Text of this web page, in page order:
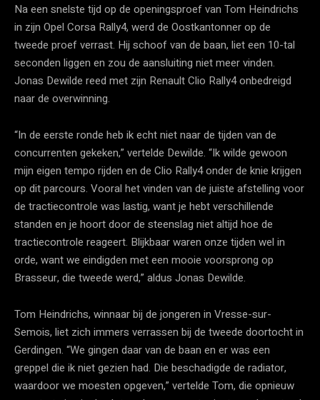
Na een snelste tijd op de openingsproef van Tom Heindrichs
in zijn Opel Corsa Rally4, werd de Oostkantonner op de
tweede proef verrast. Hij schoof van de baan, liet een 10-tal
seconden liggen en zou de aansluiting niet meer vinden.
Jonas Dewilde reed met zijn Renault Clio Rally4 onbedreigd
naar de overwinning.
“In de eerste ronde heb ik echt niet naar de tijden van de
concurrenten gekeken,” vertelde Dewilde. “Ik wilde gewoon
mijn eigen tempo rijden en de Clio Rally4 onder de knie krijgen
op dit parcours. Vooral het vinden van de juiste afstelling voor
de tractiecontrole was lastig, want je hebt verschillende
standen en je hoort door de steenslag niet altijd hoe de
tractiecontrole reageert. Blijkbaar waren onze tijden wel in
orde, want we eindigden met een mooie voorsprong op
Brasseur, die tweede werd,” aldus Jonas Dewilde.
Tom Heindrichs, winnaar bij de jongeren in Vresse-sur-
Semois, liet zich immers verrassen bij de tweede doortocht in
Gerdingen. “We gingen daar van de baan en er was een
greppel die ik niet gezien had. Die beschadigde de radiator,
waardoor we moesten opgeven,” vertelde Tom, die opnieuw